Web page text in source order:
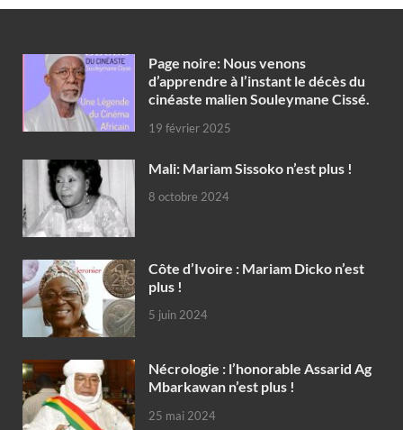
Page noire: Nous venons
d’apprendre à l’instant le décès du
cinéaste malien Souleymane Cissé.
19 février 2025
Mali: Mariam Sissoko n’est plus !
8 octobre 2024
Côte d’Ivoire : Mariam Dicko n’est
plus !
5 juin 2024
Nécrologie : l’honorable Assarid Ag
Mbarkawan n’est plus !
25 mai 2024